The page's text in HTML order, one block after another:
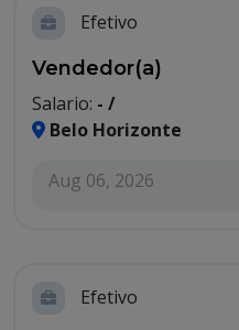
Efetivo
Vendedor(a)
Salario: - /
Belo Horizonte
Aug 06, 2026
Efetivo